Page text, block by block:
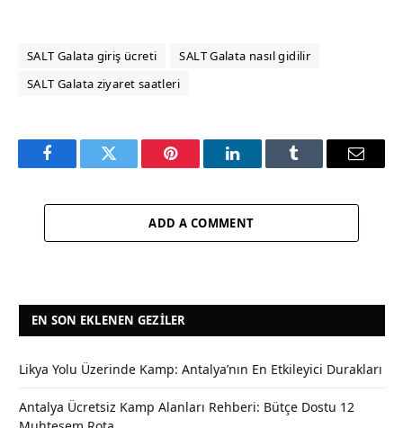
SALT Galata giriş ücreti
SALT Galata nasıl gidilir
SALT Galata ziyaret saatleri
FacebookTwitter Pinterest LinkedInTumblr Email
ADD A COMMENT
EN SON EKLENEN GEZILER
Likya Yolu Üzerinde Kamp: Antalya’nın En Etkileyici Durakları
Antalya Ücretsiz Kamp Alanları Rehberi: Bütçe Dostu 12